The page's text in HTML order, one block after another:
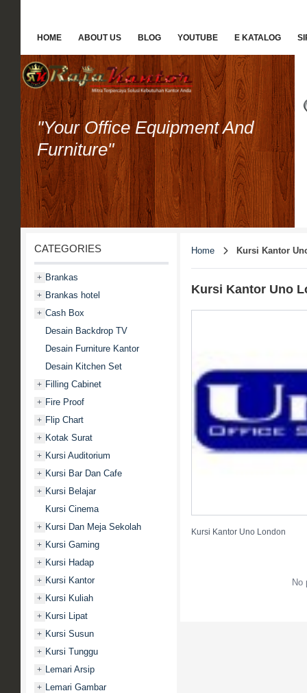
HOME ABOUT US BLOG YOUTUBE E KATALOG
"Your Office Equipment And
Furniture"
CATEGORIES
+ Brankas
+ Brankas hotel
+ Cash Box
Desain Backdrop TV
Desain Furniture Kantor
Desain Kitchen Set
+ Filling Cabinet
+ Fire Proof
+ Flip Chart
+ Kotak Surat
+ Kursi Auditorium
+ Kursi Bar Dan Cafe
+ Kursi Belajar
Kursi Cinema
+ Kursi Dan Meja Sekolah
+ Kursi Gaming
+ Kursi Hadap
+ Kursi Kantor
+ Kursi Kuliah
+ Kursi Lipat
+ Kursi Susun
+ Kursi Tunggu
+ Lemari Arsip
+ Lemari Gambar
Home Kursi Kantor
Kursi Kantor Uno
Kursi Kantor Uno London
No